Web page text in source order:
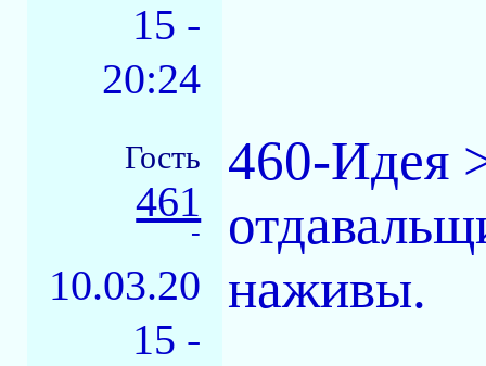
15 -
20:24
Гость
461
-
10.03.20
15 -
460-Идея
наживы.